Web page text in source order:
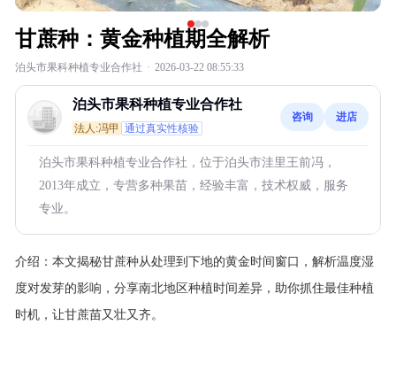
甘蔗种：黄金种植期全解析
泊头市果科种植专业合作社 · 2026-03-22 08:55:33
泊头市果科种植专业合作社
法人:冯甲 通过真实性核验
咨询 进店
泊头市果科种植专业合作社，位于泊头市洼里王前冯，
2013年成立，专营多种果苗，经验丰富，技术权威，服务
专业。
介绍： 本文揭秘甘蔗种从处理到下地的黄金时间窗口，解析温度湿
度对发芽的影响，分享南北地区种植时间差异，助你抓住最佳种植
时机，让甘蔗苗又壮又齐。